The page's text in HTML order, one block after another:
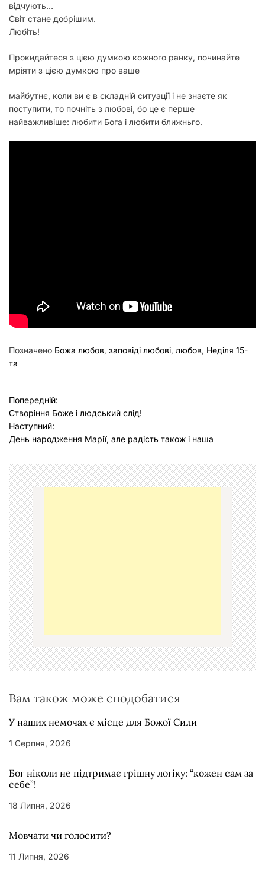
відчують…
Світ стане добрішим.
Любіть!
Прокидайтеся з цією думкою кожного ранку, починайте
мріяти з цією думкою про ваше
майбутнє, коли ви є в складній ситуації і не знаєте як
поступити, то почніть з любові, бо це є перше
найважливіше: любити Бога і любити ближньго.
Позначено Божа любов, заповіді любові, любов, Неділя 15-
та
Н
а
в
і
г
а
ц
і
я
з
а
п
и
с
в
Попередній:
Створіння Боже і людський слід!
Наступний:
День народження Марії, але радість також і наша
Вам також може сподобатися
У наших немочах є місце для Божої Сили
1 Серпня, 2026
Бог ніколи не підтримає грішну логіку: “кожен сам за
себе”!
18 Липня, 2026
Мовчати чи голосити?
11 Липня, 2026